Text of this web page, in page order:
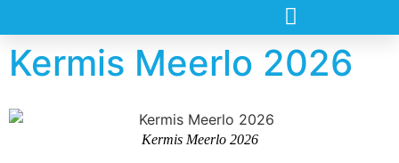
Kermis Meerlo 2026
Kermis Meerlo 2026